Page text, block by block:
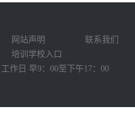
网站声明
联系我们
培训学校入口
作日 早9：00至下午17：00